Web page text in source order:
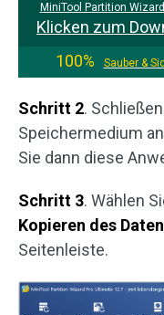
MiniTool Partition
Klicken zum
100%
Sauber &
Schritt 2.
Speichermedium
Sie dann diese
Schritt 3. Wählen
Kopieren des
Seitenleiste.